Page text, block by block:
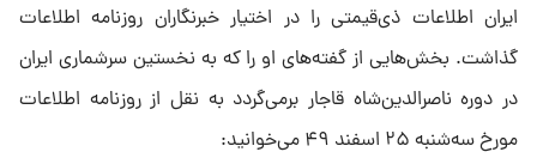
ایران اطلاعات ذی‌قیمتی را در اختیار خبرنگاران روزنامه اطلاعات
گذاشت. بخش‌هایی از گفته‌های او را که به نخستین سرشماری ایران
در دوره ناصرالدین‌شاه قاجار برمی‌گردد به نقل از روزنامه اطلاعات
مورخ سه‌شنبه ۲۵ اسفند ۴۹ می‌خوانید: